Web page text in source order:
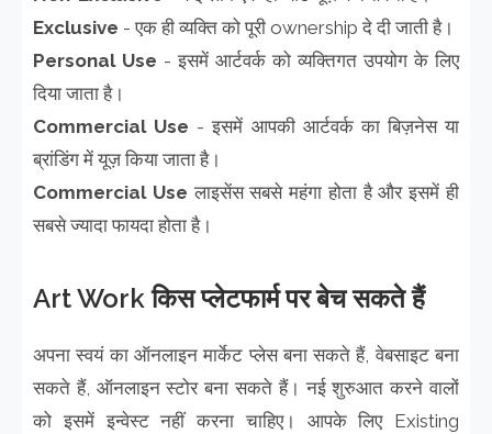
Exclusive - एक ही व्यक्ति को पूरी ownership दे दी जाती है।
Personal Use - इसमें आर्टवर्क को व्यक्तिगत उपयोग के लिए
दिया जाता है।
Commercial Use - इसमें आपकी आर्टवर्क का बिज़नेस या
ब्रांडिंग में यूज़ किया जाता है।
Commercial Useलाइसेंस सबसे महंगा होता है और इसमें ही
सबसे ज्यादा फायदा होता है।
Art Work किस प्लेटफार्म पर बेच सकते हैं
अपना स्वयं का ऑनलाइन मार्केट प्लेस बना सकते हैं, वेबसाइट बना
सकते हैं, ऑनलाइन स्टोर बना सकते हैं। नई शुरुआत करने वालों
को इसमें इन्वेस्ट नहीं करना चाहिए। आपके लिए Existing